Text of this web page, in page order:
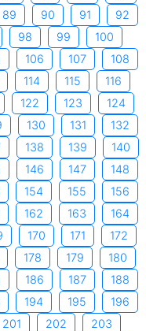
89 90 91
92
98 99
100
106 107
108
114 115
116
122 123
124
130 131
132
138 139
140
146 147
148
154 155
156
162 163
164
170 171
172
178 179
180
186 187
188
194 195
196
201 202
203